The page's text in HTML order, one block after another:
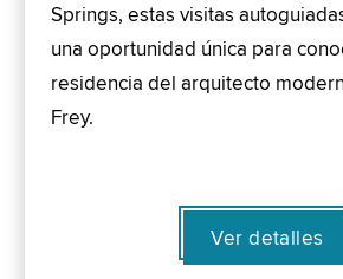
Springs, estas visitas
una oportunidad única para
residencia del arquitecto
Frey.
Ver detalles